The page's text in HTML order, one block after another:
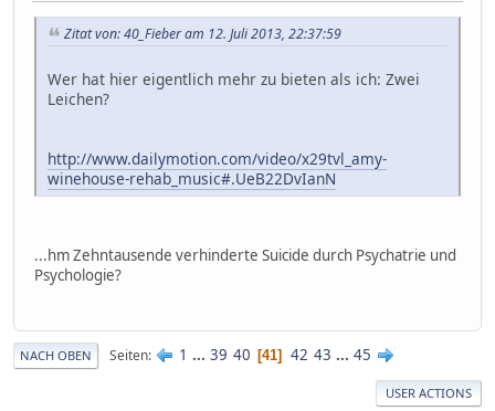
Zitat von: 40_Fieber am 12. Juli 2013, 22:37:59
Wer hat hier eigentlich mehr zu bieten als ich: Zwei
Leichen?
http://www.dailymotion.com/video/x29tvl_amy-
winehouse-rehab_music#.UeB22DvIanN
...hm Zehntausende verhinderte Suicide durch Psychatrie und
Psychologie?
NACH OBEN Seiten 1 ... 39 40 41 42 43 ... 45
USER ACTIONS